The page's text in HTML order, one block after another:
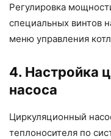
Регулировка
специальных винтов
меню управления
4. Настройка
насоса
Циркуляционный
теплоносителя по